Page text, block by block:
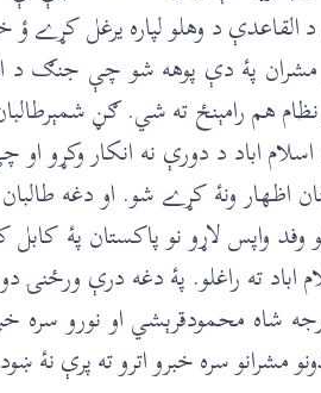
القاعدې د وهلو لپاره يرغل کړے
مشران پۀ دې پوهه شو چې جنګ
هم رامېنځ ته شي. ګڼ
اباد د دورې نه انکار وکړو
اظهار ونۀ کړے شو. او دغه
وفد واپس لاړو نو پاکستان پۀ
اباد ته راغلو. پۀ دغه درې
شاه محمودقرېشي او نورو
مشرانو سره خبرو اترو ته پرې نۀ